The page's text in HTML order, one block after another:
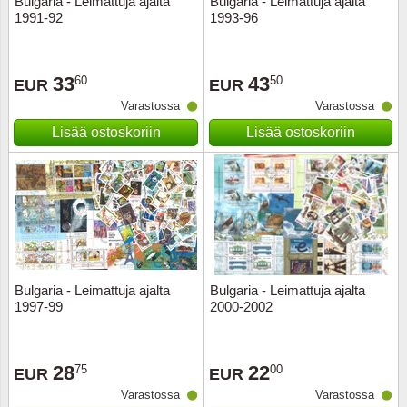
1991-92
EUR 3360
Varastossa
Lisää ostoskoriin
1993-96
EUR 4350
Varastossa
Lisää ostoskoriin
Bulgaria - Leimattuja ajalta
1997-99
EUR 2875
Varastossa
Bulgaria - Leimattuja ajalta
2000-2002
EUR 2200
Varastossa
Japani
Kiina